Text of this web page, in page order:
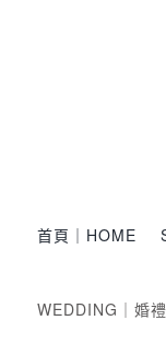
首頁｜HOME
WEDDING｜婚